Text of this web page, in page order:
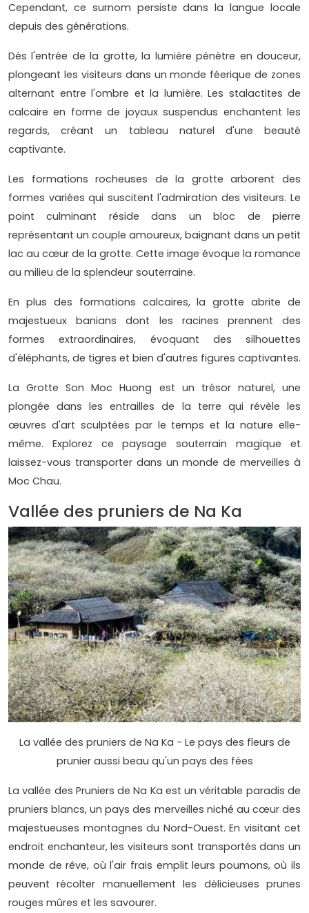
Cependant, ce surnom persiste dans la langue locale
depuis des générations.
Dès l'entrée de la grotte, la lumière pénètre en douceur,
plongeant les visiteurs dans un monde féerique de zones
alternant entre l'ombre et la lumière. Les stalactites de
calcaire en forme de joyaux suspendus enchantent les
regards, créant un tableau naturel d'une beauté
captivante.
Les formations rocheuses de la grotte arborent des
formes variées qui suscitent l'admiration des visiteurs. Le
point culminant réside dans un bloc de pierre
représentant un couple amoureux, baignant dans un petit
lac au cœur de la grotte. Cette image évoque la romance
au milieu de la splendeur souterraine.
En plus des formations calcaires, la grotte abrite de
majestueux banians dont les racines prennent des
formes extraordinaires, évoquant des silhouettes
d'éléphants, de tigres et bien d'autres figures captivantes.
La Grotte Son Moc Huong est un trésor naturel, une
plongée dans les entrailles de la terre qui révèle les
œuvres d'art sculptées par le temps et la nature elle-
même. Explorez ce paysage souterrain magique et
laissez-vous transporter dans un monde de merveilles à
Moc Chau.
Vallée des pruniers de Na Ka
La vallée des pruniers de Na Ka - Le pays des fleurs de
prunier aussi beau qu'un pays des fées
La vallée des Pruniers de Na Ka est un véritable paradis de
pruniers blancs, un pays des merveilles niché au cœur des
majestueuses montagnes du Nord-Ouest. En visitant cet
endroit enchanteur, les visiteurs sont transportés dans un
monde de rêve, où l'air frais emplit leurs poumons, où ils
peuvent récolter manuellement les délicieuses prunes
rouges mûres et les savourer.